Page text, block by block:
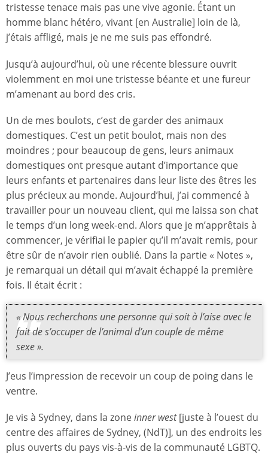
tristesse tenace mais pas une vive agonie. Étant un
homme blanc hétéro, vivant [en Australie] loin de là,
j’étais affligé, mais je ne me suis pas effondré.
Jusqu’à aujourd’hui, où une récente blessure ouvrit
violemment en moi une tristesse béante et une fureur
m’amenant au bord des cris.
Un de mes boulots, c’est de garder des animaux
domestiques. C’est un petit boulot, mais non des
moindres ; pour beaucoup de gens, leurs animaux
domestiques ont presque autant d’importance que
leurs enfants et partenaires dans leur liste des êtres les
plus précieux au monde. Aujourd’hui, j’ai commencé à
travailler pour un nouveau client, qui me laissa son chat
le temps d’un long week-end. Alors que je m’apprêtais à
commencer, je vérifiai le papier qu’il m’avait remis, pour
être sûr de n’avoir rien oublié. Dans la partie « Notes »,
je remarquai un détail qui m’avait échappé la première
fois. Il était écrit :
« Nous recherchons une personne qui soit à l’aise avec le
fait de s’occuper de l’animal d’un couple de même
sexe ».
J’eus l’impression de recevoir un coup de poing dans le
ventre.
Je vis à Sydney, dans la zoneinner west[juste à l’ouest du
centre des affaires de Sydney, (NdT)], un des endroits les
plus ouverts du pays vis-à-vis de la communauté LGBTQ.